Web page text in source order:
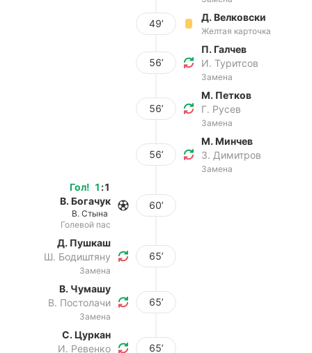
49’
Д. Велковски
Желтая карточка
56’
П. Галчев
И. Туритсов
Замена
56’
М. Петков
Г. Русев
Замена
56’
М. Минчев
З. Димитров
Замена
Гол! 1 :1
В. Богачук
В. Стына
Голевой пас
60’
Д. Пушкаш
Ш. Бодиштяну
Замена
65’
В. Чумашу
В. Постолачи
Замена
65’
С. Цуркан
И. Ревенко
65’